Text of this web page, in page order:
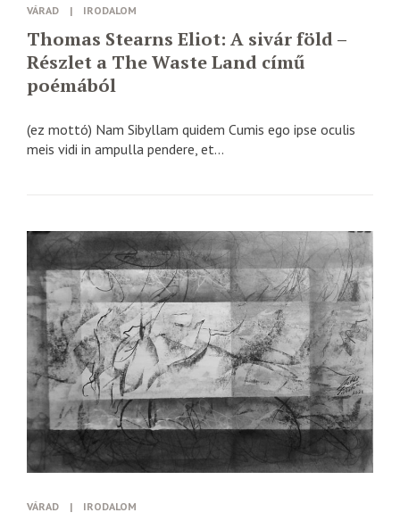
VÁRAD | IRODALOM
Thomas Stearns Eliot: A sivár föld –
Részlet a The Waste Land című
poémából
(ez mottó) Nam Sibyllam quidem Cumis ego ipse oculis
meis vidi in ampulla pendere, et...
VÁRAD | IRODALOM